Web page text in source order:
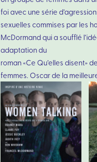
foi avec une série
sexuelles commises par les
McDormand qui a soufflé
adaptation du
roman «Ce Qu’elles disent»
femmes. Oscar de la